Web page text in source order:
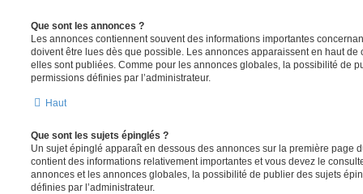
Que sont les annonces ?
Les annonces contiennent souvent des informations importantes
doivent être lues dès que possible. Les annonces apparaissent en haut
elles sont publiées. Comme pour les annonces globales, la possibilité de
permissions définies par l’administrateur.
Haut
Que sont les sujets épinglés ?
Un sujet épinglé apparaît en dessous des annonces sur la première page
contient des informations relativement importantes et vous devez le
annonces et les annonces globales, la possibilité de publier des sujets
définies par l’administrateur.